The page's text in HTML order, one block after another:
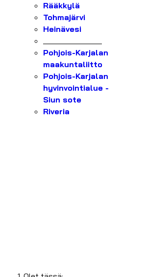
Rääkkylä
Tohmajärvi
Heinävesi
Pohjois-Karjalan
maakuntaliitto
Pohjois-Karjalan
hyvinvointialue -
Siun sote
Riveria